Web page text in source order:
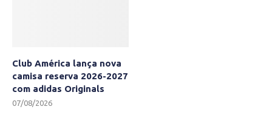
Club América lança nova
camisa reserva 2026-2027
com adidas Originals
07/08/2026